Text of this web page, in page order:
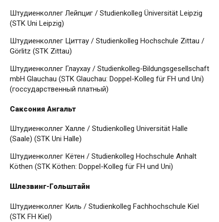
Штудиенколлег Лейпциг / Studienkolleg Üniversität Leipzig
(STK Uni Leipzig)
Штудиенколлег Циттау / Studienkolleg Hochschule Zittau /
Görlitz (STK Zittau)
Штудиенколлег Глаухау / Studienkolleg-Bildungsgesellschaft
mbH Glauchau (STK Glauchau: Doppel-Kolleg für FH und Uni)
(госсударственный платный)
Саксония Ангальт
Штудиенколлег Халле / Studienkolleg Universität Halle
(Saale) (STK Uni Halle)
Штудиенколлег Кётен / Studienkolleg Hochschule Anhalt
Köthen (STK Köthen: Doppel-Kolleg für FH und Uni)
Шлезвинг-Гольштайн
Штудиенколлег Киль / Studienkolleg Fachhochschule Kiel
(STK FH Kiel)